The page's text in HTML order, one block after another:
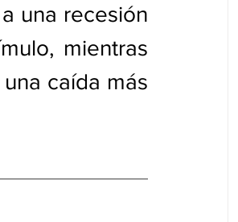
una recesión
mientras
caída más